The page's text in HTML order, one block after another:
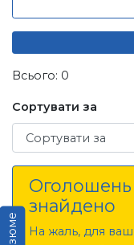
Всього: 0
Сортувати за
Сортувати за
Оголошень
знайдено
На жаль, для